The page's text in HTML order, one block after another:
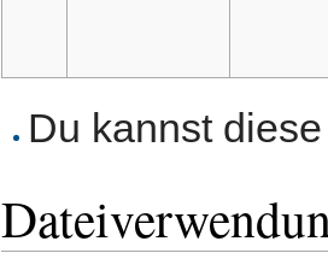
Du kannst